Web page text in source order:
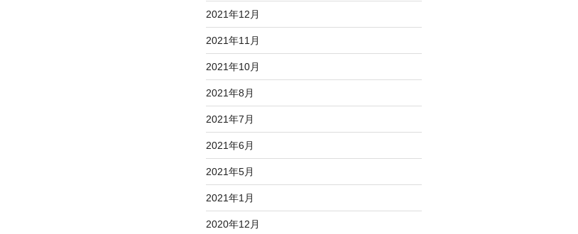
2021年12月
2021年11月
2021年10月
2021年8月
2021年7月
2021年6月
2021年5月
2021年1月
2020年12月